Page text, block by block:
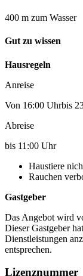
400 m zum Wasser
Gut zu wissen
Hausregeln
Anreise
Von 16:00 Uhrbis
Abreise
bis 11:00 Uhr
Haustiere
Rauchen
Gastgeber
Das Angebot wird
Dieser Gastgeber
Dienstleistungen
entsprechen.
Lizenznummer